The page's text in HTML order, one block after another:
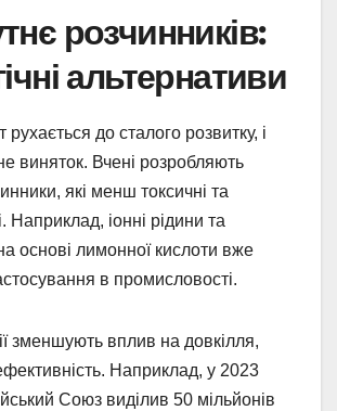
розчинників:
альтернативи
рухається до сталого розвитку, і
виняток. Вчені розробляють
які менш токсичні та
Наприклад, іонні рідини та
основі лимонної кислоти вже
в промисловості.
зменшують вплив на довкілля,
Наприклад, у 2023
Союз виділив 50 мільйонів